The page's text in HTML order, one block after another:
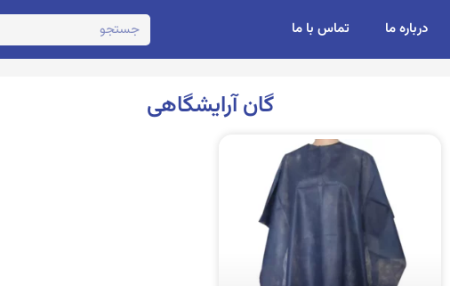
درباره ما تماس با ما
گان آرایشگاهی